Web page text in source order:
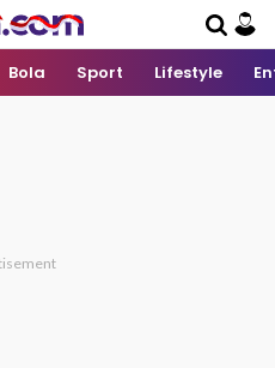
Bola Sport Lifestyle